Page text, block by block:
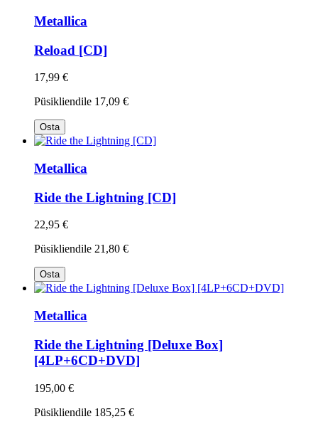
Metallica
Reload [CD]
17,99 €
Püsikliendile 17,09 €
Osta
Metallica
Ride the Lightning [CD]
22,95 €
Püsikliendile 21,80 €
Osta
Metallica
Ride the Lightning [Deluxe Box]
[4LP+6CD+DVD]
195,00 €
Püsikliendile 185,25 €